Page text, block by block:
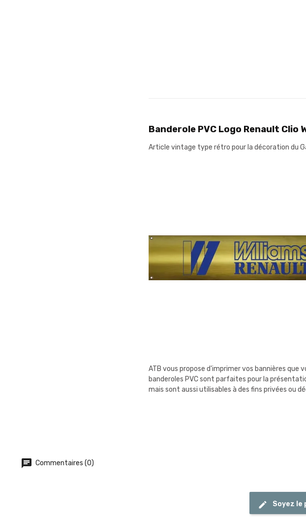
Banderole PVC Logo Renault Clio
Article vintage type rétro pour la décoration du
ATB vous propose d'imprimer vos bannières
banderoles PVC sont parfaites pour la
mais sont aussi utilisables à des fins privées ou
Commentaires (0)
Soyez le